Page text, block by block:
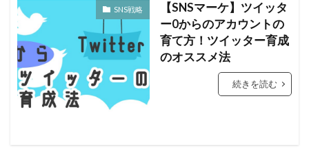
SNS戦略
【SNSマーケ】ツイッタ
ー0からのアカウントの
育て方！ツイッター育成
のオススメ法
続きを読む